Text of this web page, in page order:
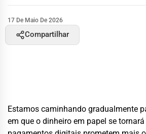
17 De Maio De 2026
Compartilhar
Estamos caminhando gradualmente
em que o dinheiro em papel se